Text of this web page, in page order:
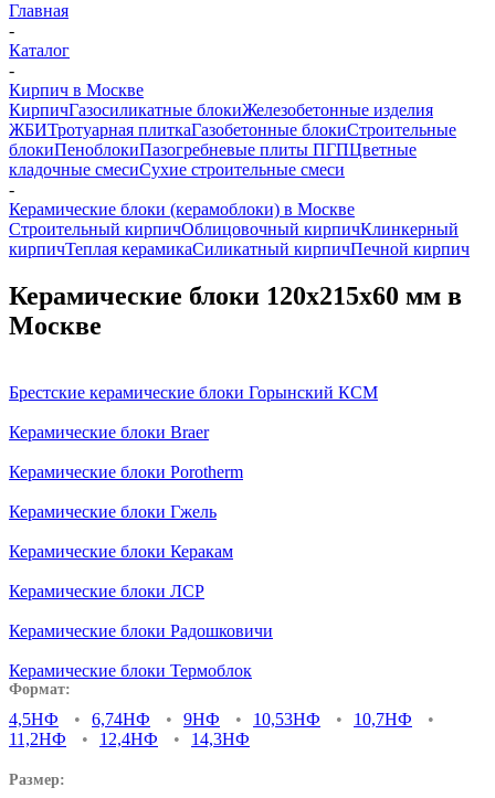
Главная
-
Каталог
-
Кирпич в Москве
КирпичГазосиликатные блокиЖелезобетонные изделия
ЖБИТротуарная плиткаГазобетонные блокиСтроительные
блокиПеноблокиПазогребневые плиты ПГПЦветные
кладочные смесиСухие строительные смеси
-
Керамические блоки (керамоблоки) в Москве
Строительный кирпичОблицовочный кирпичКлинкерный
кирпичТеплая керамикаСиликатный кирпичПечной кирпич
Керамические блоки 120х215х60 мм в
Москве
Брестские керамические блоки Горынский КСМ
Керамические блоки Braer
Керамические блоки Porotherm
Керамические блоки Гжель
Керамические блоки Керакам
Керамические блоки ЛСР
Керамические блоки Радошковичи
Керамические блоки Термоблок
Формат:
4,5НФ 6,74НФ 9НФ 10,53НФ
10,7НФ
11,2НФ
12,4НФ 14,3НФ
Размер: